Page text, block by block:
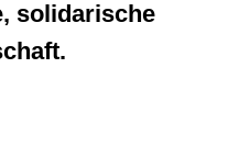
solidarische